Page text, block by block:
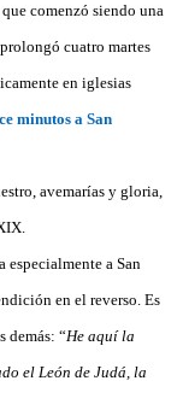
comenzó siendo una
cuatro martes
en iglesias
minutos a San
avemarías y gloria,
especialmente a San
en el reverso. Es
demás: “He aquí la
el León de Judá, la